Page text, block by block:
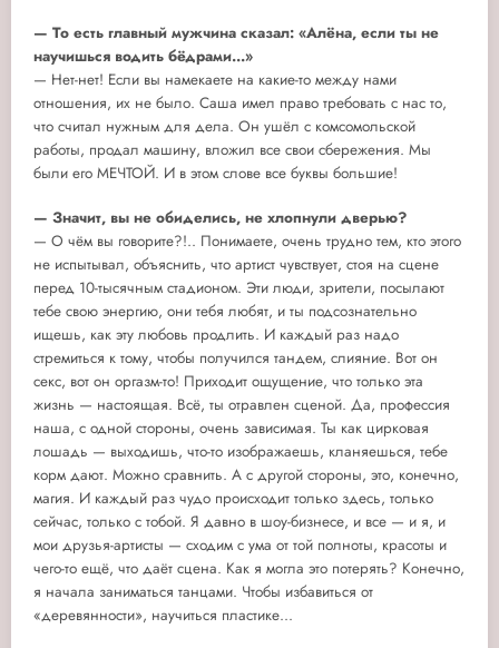
— То есть главный мужчина сказал: «Алёна, если ты не
научишься водить бёдрами...»
— Нет-нет! Если вы намекаете на какие-то между нами
отношения, их не было. Саша имел право требовать с нас то,
что считал нужным для дела. Он ушёл с комсомольской
работы, продал машину, вложил все свои сбережения. Мы
были его МЕЧТОЙ. И в этом слове все буквы большие!
— Значит, вы не обиделись, не хлопнули дверью?
— О чём вы говорите?!.. Понимаете, очень трудно тем, кто этого
не испытывал, объяснить, что артист чувствует, стоя на сцене
перед 10-тысячным стадионом. Эти люди, зрители, посылают
тебе свою энергию, они тебя любят, и ты подсознательно
ищешь, как эту любовь продлить. И каждый раз надо
стремиться к тому, чтобы получился тандем, слияние. Вот он
секс, вот он оргазм-то! Приходит ощущение, что только эта
жизнь — настоящая. Всё, ты отравлен сценой. Да, профессия
наша, с одной стороны, очень зависимая. Ты как цирковая
лошадь — выходишь, что-то изображаешь, кланяешься, тебе
корм дают. Можно сравнить. А с другой стороны, это, конечно,
магия. И каждый раз чудо происходит только здесь, только
сейчас, только с тобой. Я давно в шоу-бизнесе, и все — и я, и
мои друзья-артисты — сходим с ума от той полноты, красоты и
чего-то ещё, что даёт сцена. Как я могла это потерять? Конечно,
я начала заниматься танцами. Чтобы избавиться от
«деревянности», научиться пластике...